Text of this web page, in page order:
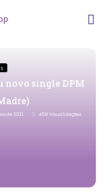
novo single DPM
de 2021 459 Visualizações